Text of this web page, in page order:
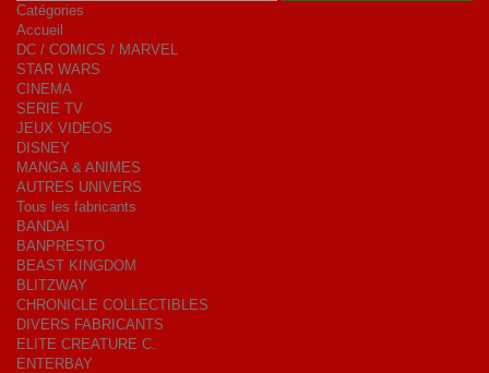
Catégories
Accueil
DC / COMICS / MARVEL
STAR WARS
CINEMA
SERIE TV
JEUX VIDEOS
DISNEY
MANGA & ANIMES
AUTRES UNIVERS
Tous les fabricants
BANDAI
BANPRESTO
BEAST KINGDOM
BLITZWAY
CHRONICLE COLLECTIBLES
DIVERS FABRICANTS
ELITE CREATURE C.
ENTERBAY